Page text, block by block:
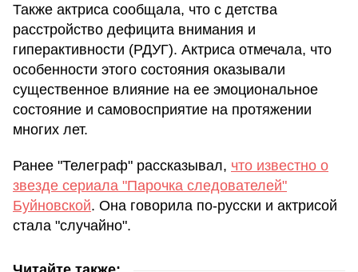
Также актриса сообщала, что с детства
расстройство дефицита внимания и
гиперактивности (РДУГ). Актриса отмечала, что
особенности этого состояния оказывали
существенное влияние на ее эмоциональное
состояние и самовосприятие на протяжении
многих лет.
Ранее "Телеграф" рассказывал, что известно о
звезде сериала "Парочка следователей"
Буйновской. Она говорила по-русски и актрисой
стала "случайно".